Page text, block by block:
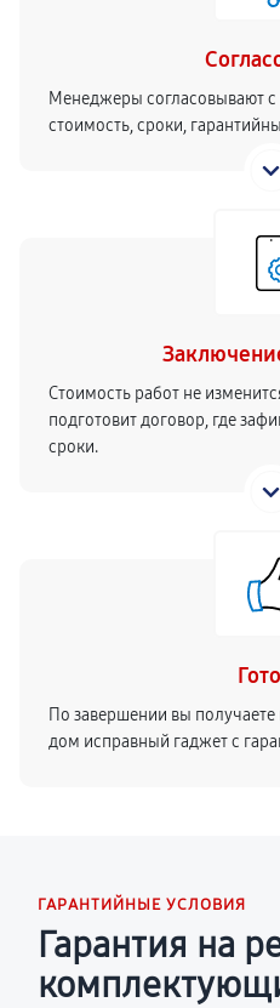
Менеджеры согласовывают с
стоимость, сроки,
Стоимость работ не
подготовит договор, где
сроки.
По завершении вы получаете
дом исправный гаджет с
ГАРАНТИЙНЫЕ УСЛОВИЯ
Гарантия на